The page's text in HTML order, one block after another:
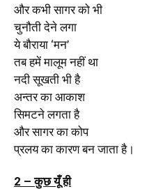
और कभी सागर को भी
चुनौती देने लगा
ये बौराया ‘मन’
तब हमें मालूम नहीं था
नदी सूखती भी है
अन्तर का आकाश
सिमटने लगता है
और सागर का कोप
प्रलय का कारण बन जाता है।
2 – कुछ यूँ ही